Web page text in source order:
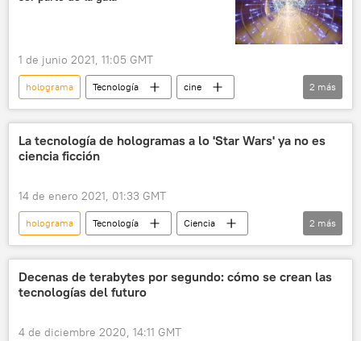
1 de junio 2021, 11:05 GMT
holograma Tecnología
cine
BAFTA
👤 Gente
2 más
La tecnología de hologramas a lo 'Star Wars' ya no es
ciencia ficción
14 de enero 2021, 01:33 GMT
holograma Tecnología
Ciencia
EEUU
noticias
2 más
Decenas de terabytes por segundo: cómo se crean las
tecnologías del futuro
4 de diciembre 2020, 14:11 GMT